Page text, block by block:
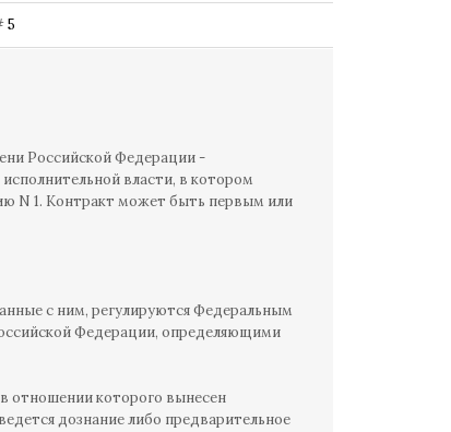
5
Российской Федерации -
власти, в котором
N 1. Контракт может быть первым или
с ним, регулируются Федеральным
Федерации, определяющими
отношении которого вынесен
дознание либо предварительное